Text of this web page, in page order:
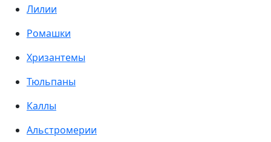
Лилии
Ромашки
Хризантемы
Тюльпаны
Каллы
Альстромерии